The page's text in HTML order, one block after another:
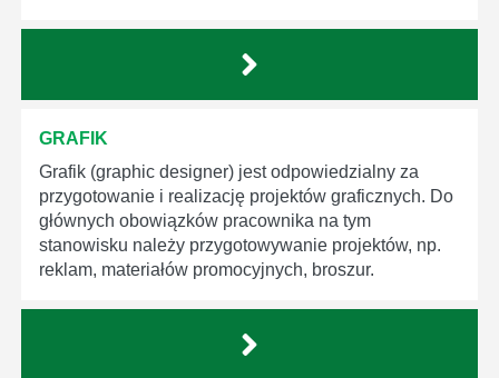
GRAFIK
Grafik (graphic designer) jest odpowiedzialny za
przygotowanie i realizację projektów graficznych. Do
głównych obowiązków pracownika na tym
stanowisku należy przygotowywanie projektów, np.
reklam, materiałów promocyjnych, broszur.